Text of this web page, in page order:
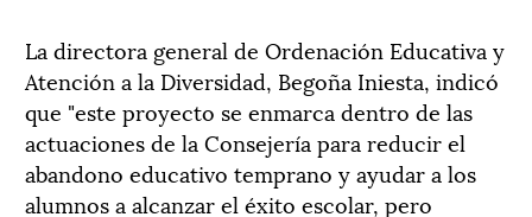
La directora general de Ordenación Educativa y
Atención a la Diversidad, Begoña Iniesta, indicó
que "este proyecto se enmarca dentro de las
actuaciones de la Consejería para reducir el
abandono educativo temprano y ayudar a los
alumnos a alcanzar el éxito escolar, pero